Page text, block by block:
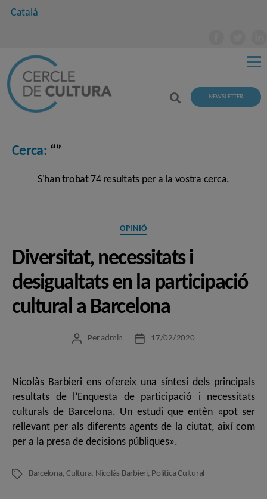
Català
NEWSLETTER
Cerca: “”
S'han trobat 74 resultats per a la vostra cerca.
Categories
OPINIÓ
Diversitat, necessitats i
desigualtats en la participació
cultural a Barcelona
Autor
Per admin
Data17/02/2020
Nicolàs Barbieri ens ofereix una síntesi dels principals
resultats de l’Enquesta de participació i necessitats
culturals de Barcelona. Un estudi que entèn «pot ser
rellevant per als diferents agents de la ciutat, així com
per a la presa de decisions públiques».
EtiquetesBarcelona,Cultura, Nicolás Barbieri, Política Cultural